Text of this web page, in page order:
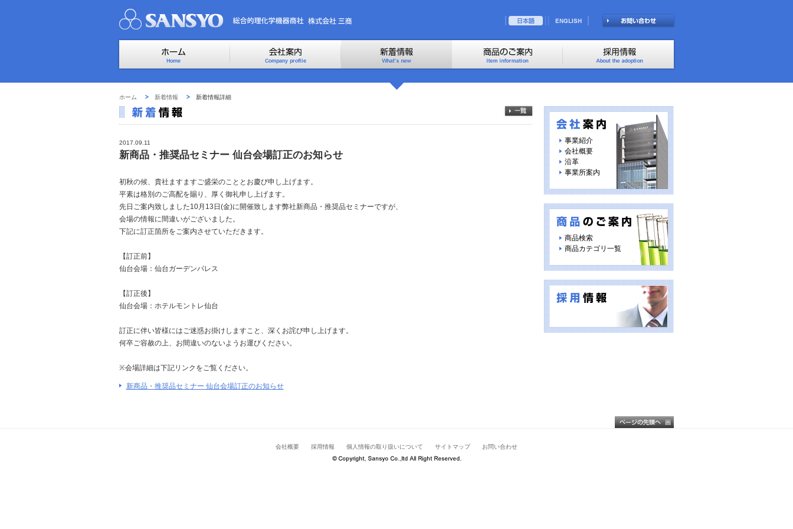
ホーム 新着情報 新着情報詳細
事業紹介
会社概要
沿革
事業所案内
商品検索
商品カテゴリ一覧
2017.09.11
新商品・推奨品セミナー 仙台会場訂正のお知らせ
初秋の候、貴社ますますご盛栄のこととお慶び申し上げます。
平素は格別のご高配を賜り、厚く御礼申し上げます。
先日ご案内致しました10月13日(金)に開催致します弊社新商品・推奨品セミナーですが、
会場の情報に間違いがございました。
下記に訂正箇所をご案内させていただきます。
【訂正前】
仙台会場：仙台ガーデンパレス
【訂正後】
仙台会場：ホテルモントレ仙台
訂正に伴い皆様にはご迷惑お掛けしますこと、深くお詫び申し上げます。
何卒ご容赦の上、お間違いのないようお運びください。
※会場詳細は下記リンクをご覧ください。
新商品・推奨品セミナー 仙台会場訂正のお知らせ
会社概要 採用情報 個人情報の取り扱いについて サイトマップ お問い合わせ